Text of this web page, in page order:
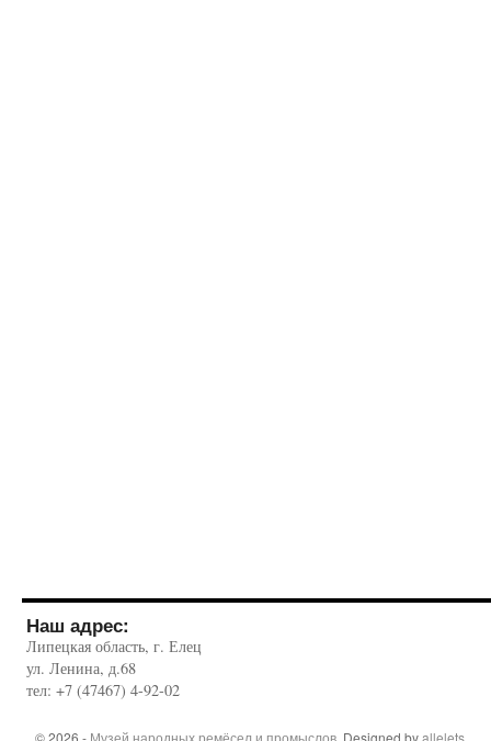
Наш адрес:
Липецкая область, г. Елец
ул. Ленина, д.68
тел: +7 (47467) 4-92-02
© 2026 - Музей народных ремёсел и промыслов . Designed byallelets